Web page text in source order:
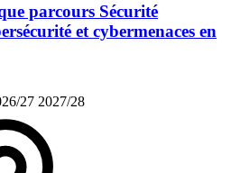
parcours Sécurité
et cybermenaces en
27 2027/28